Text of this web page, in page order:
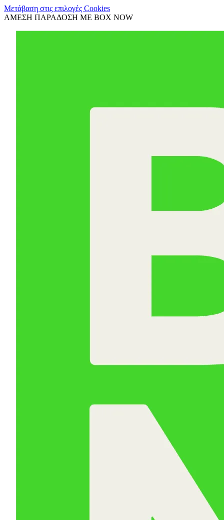
Μετάβαση στις επιλογές Cookies
ΑΜΕΣΗ ΠΑΡΑΔΟΣΗ ΜΕ BOX NOW